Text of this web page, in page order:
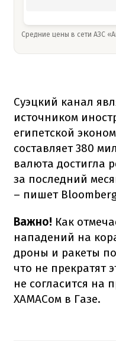
Средние цены в сети АЗС
Суэцкий канал
источником
египетской
составляет 380
валюта достигла
за последний
– пишет
Важно! Как
нападений на
дроны и ракеты
что не прекратят
не согласится на
ХАМАСом в Газе.